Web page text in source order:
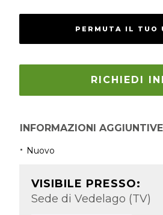
PERMUTA IL TUO
RICHIEDI
INFORMAZIONI
Nuovo
VISIBILE PRESSO:
Sede di Vedelago (TV)